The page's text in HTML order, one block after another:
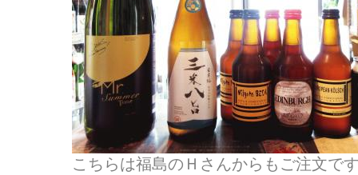
こちらは福島のＨさんからもご注文で